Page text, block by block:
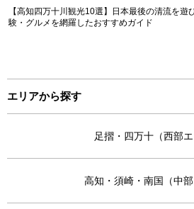
【高知四万十川観光10選】日本最後の清流を
験・グルメを網羅したおすすめガイド
エリアから探す
足摺・四万十（西部エ
高知・須崎・南国（中部